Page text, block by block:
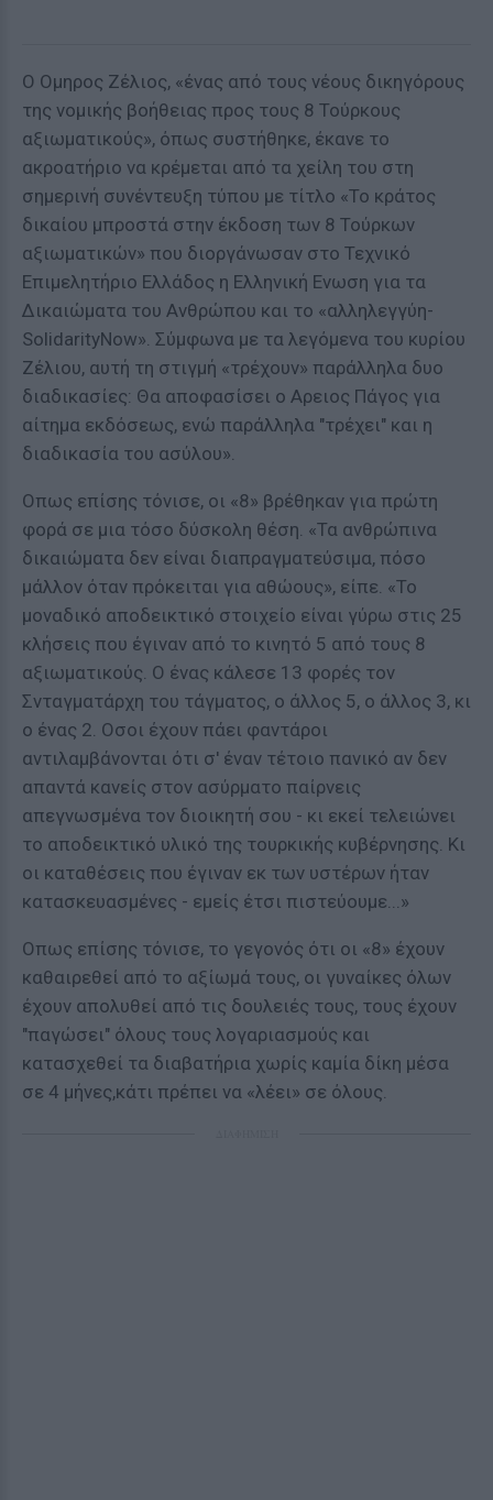
Ο Ομηρος Ζέλιος, «ένας από τους νέους δικηγόρους
της νομικής βοήθειας προς τους 8 Τούρκους
αξιωματικούς», όπως συστήθηκε, έκανε το
ακροατήριο να κρέμεται από τα χείλη του στη
σημερινή συνέντευξη τύπου με τίτλο «Το κράτος
δικαίου μπροστά στην έκδοση των 8 Τούρκων
αξιωματικών» που διοργάνωσαν στο Τεχνικό
Επιμελητήριο Ελλάδος η Ελληνική Ενωση για τα
Δικαιώματα του Ανθρώπου και το «αλληλεγγύη-
SolidarityNow». Σύμφωνα με τα λεγόμενα του κυρίου
Ζέλιου, αυτή τη στιγμή «τρέχουν» παράλληλα δυο
διαδικασίες: Θα αποφασίσει ο Αρειος Πάγος για
αίτημα εκδόσεως, ενώ παράλληλα "τρέχει" και η
διαδικασία του ασύλου».
Οπως επίσης τόνισε, οι «8» βρέθηκαν για πρώτη
φορά σε μια τόσο δύσκολη θέση. «Τα ανθρώπινα
δικαιώματα δεν είναι διαπραγματεύσιμα, πόσο
μάλλον όταν πρόκειται για αθώους», είπε. «Το
μοναδικό αποδεικτικό στοιχείο είναι γύρω στις 25
κλήσεις που έγιναν από το κινητό 5 από τους 8
αξιωματικούς. Ο ένας κάλεσε 13 φορές τον
Σνταγματάρχη του τάγματος, ο άλλος 5, ο άλλος 3, κι
ο ένας 2. Οσοι έχουν πάει φαντάροι
αντιλαμβάνονται ότι σ' έναν τέτοιο πανικό αν δεν
απαντά κανείς στον ασύρματο παίρνεις
απεγνωσμένα τον διοικητή σου - κι εκεί τελειώνει
το αποδεικτικό υλικό της τουρκικής κυβέρνησης. Κι
οι καταθέσεις που έγιναν εκ των υστέρων ήταν
κατασκευασμένες - εμείς έτσι πιστεύουμε...»
Οπως επίσης τόνισε, το γεγονός ότι οι «8» έχουν
καθαιρεθεί από το αξίωμά τους, οι γυναίκες όλων
έχουν απολυθεί από τις δουλειές τους, τους έχουν
"παγώσει" όλους τους λογαριασμούς και
κατασχεθεί τα διαβατήρια χωρίς καμία δίκη μέσα
σε 4 μήνες,κάτι πρέπει να «λέει» σε όλους.